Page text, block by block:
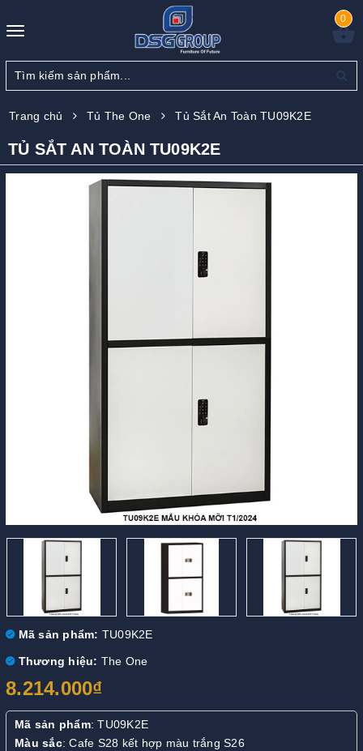
Toggle
0
Trang chủ Tủ The One Tủ Sắt An Toàn TU09K2E
TỦ SẮT AN TOÀN TU09K2E
Mã sản phẩm: TU09K2E
Thương hiệu: The One
8.214.000₫
Mã sản phẩm: TU09K2E
Màu sắc: Cafe S28 kết hợp màu trắng S26